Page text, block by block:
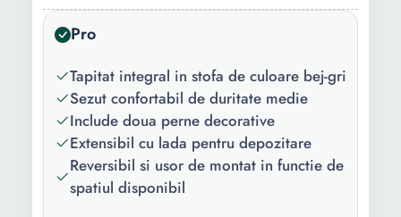
Culoare:
Gri Bej
Numar locuri:
Caracteristici
cheie:
Reversibila Lada
depozitare
Utilizat pentru:
Living
Material
tapiterie:
Stofa
Pro
Tapitat integral in stofa de culoare bej-gri
Sezut confortabil de duritate medie
Include doua perne decorative
Extensibil cu lada pentru depozitare
Reversibil si usor de montat in functie de
spatiul disponibil